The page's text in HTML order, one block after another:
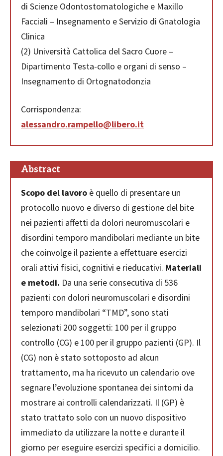
di Scienze Odontostomatologiche e Maxillo
Facciali – Insegnamento e Servizio di Gnatologia
Clinica
(2) Università Cattolica del Sacro Cuore –
Dipartimento Testa-collo e organi di senso –
Insegnamento di Ortognatodonzia
Corrispondenza:
alessandro.rampello@libero.it
Abstract
Scopo del lavoro è quello di presentare un
protocollo nuovo e diverso di gestione del bite
nei pazienti affetti da dolori neuromuscolari e
disordini temporo mandibolari mediante un bite
che coinvolge il paziente a effettuare esercizi
orali attivi fisici, cognitivi e rieducativi. Materiali
e metodi. Da una serie consecutiva di 536
pazienti con dolori neuromuscolari e disordini
temporo mandibolari “TMD”, sono stati
selezionati 200 soggetti: 100 per il gruppo
controllo (CG) e 100 per il gruppo pazienti (GP). Il
(CG) non è stato sottoposto ad alcun
trattamento, ma ha ricevuto un calendario ove
segnare l’evoluzione spontanea dei sintomi da
mostrare ai controlli calendarizzati. Il (GP) è
stato trattato solo con un nuovo dispositivo
immediato da utilizzare la notte e durante il
giorno per eseguire esercizi specifici a domicilio.